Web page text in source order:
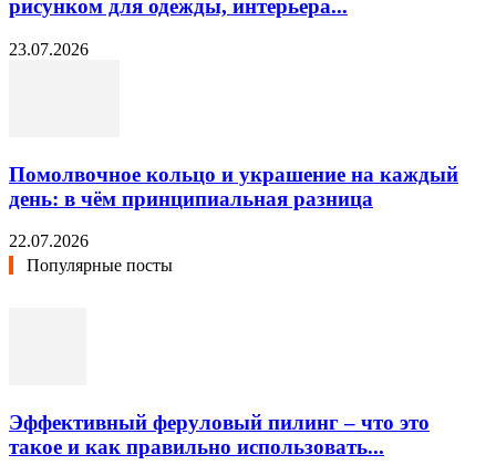
рисунком для одежды, интерьера...
23.07.2026
Помолвочное кольцо и украшение на каждый
день: в чём принципиальная разница
22.07.2026
Популярные посты
Эффективный феруловый пилинг – что это
такое и как правильно использовать...